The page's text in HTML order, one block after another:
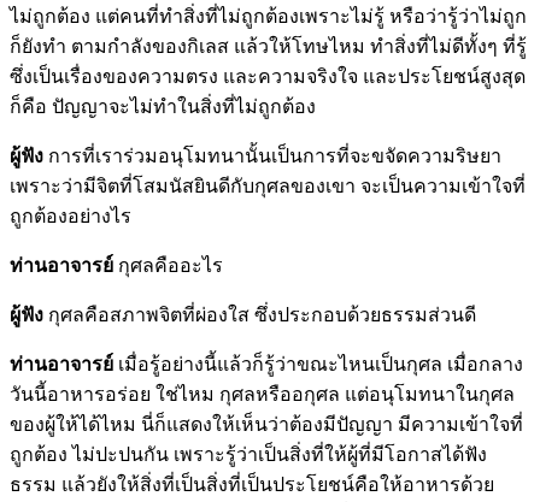
ไม่ถูกต้อง แต่คนที่ทำสิ่งที่ไม่ถูกต้องเพราะไม่รู้ หรือว่ารู้ว่าไม่ถูก
ก็ยังทำ ตามกำลังของกิเลส แล้วให้โทษไหม ทำสิ่งที่ไม่ดีทั้งๆ ที่รู้
ซึ่งเป็นเรื่องของความตรง และความจริงใจ และประโยชน์สูงสุด
ก็คือ ปัญญาจะไม่ทำในสิ่งที่ไม่ถูกต้อง
ผู้ฟัง การที่เราร่วมอนุโมทนานั้นเป็นการที่จะขจัดความริษยา
เพราะว่ามีจิตที่โสมนัสยินดีกับกุศลของเขา จะเป็นความเข้าใจที่
ถูกต้องอย่างไร
ท่านอาจารย์ กุศลคืออะไร
ผู้ฟัง กุศลคือสภาพจิตที่ผ่องใส ซึ่งประกอบด้วยธรรมส่วนดี
ท่านอาจารย์ เมื่อรู้อย่างนี้แล้วก็รู้ว่าขณะไหนเป็นกุศล เมื่อกลาง
วันนี้อาหารอร่อย ใช่ไหม กุศลหรืออกุศล แต่อนุโมทนาในกุศล
ของผู้ให้ได้ไหม นี่ก็แสดงให้เห็นว่าต้องมีปัญญา มีความเข้าใจที่
ถูกต้อง ไม่ปะปนกัน เพราะรู้ว่าเป็นสิ่งที่ให้ผู้ที่มีโอกาสได้ฟัง
ธรรม แล้วยังให้สิ่งที่เป็นสิ่งที่เป็นประโยชน์คือให้อาหารด้วย